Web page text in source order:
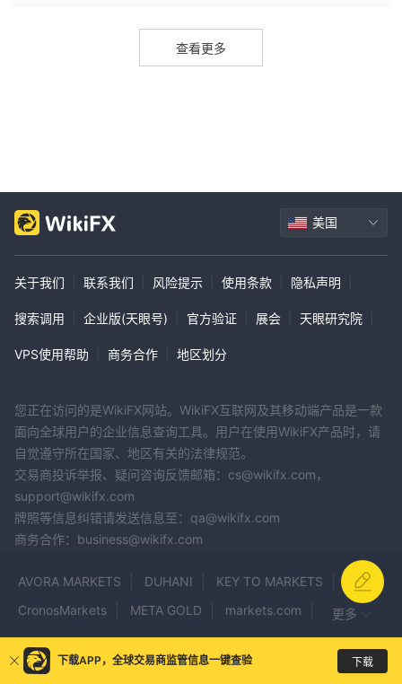
查看更多
美国
关于我们 联系我们 风险提示 使用条款 隐私声明
搜索调用 企业版(天眼号) 官方验证 展会 天眼研究院
VPS使用帮助 商务合作 地区划分
您正在访问的是WikiFX网站。WikiFX互联网及其移动端产品是一款
面向全球用户的企业信息查询工具。用户在使用WikiFX产品时，请
自觉遵守所在国家、地区有关的法律规范。
交易商投诉举报、疑问咨询反馈邮箱：cs@wikifx.com，
support@wikifx.com
牌照等信息纠错请发送信息至：qa@wikifx.com
商务合作：business@wikifx.com
AVORA MARKETS DUHANI
KEY TO MARKETS
CronosMarkets
META GOLD
markets.com
Webfox
Global GT VHNX
PREMIUM INVESTS
EOS Global
SKANESTAS Tradealot
更多
下载APP，全球交易商监管信息一键查验 下载